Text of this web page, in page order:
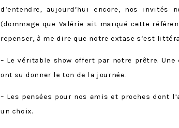
d’entendre, aujourd’hui encore, nos
(dommage que Valérie ait marqué cette
repenser, à me dire que notre extase s’est
– Le véritable show offert par notre prêtre.
ont su donner le ton de la journée.
– Les pensées pour nos amis et proches dont
un choix.